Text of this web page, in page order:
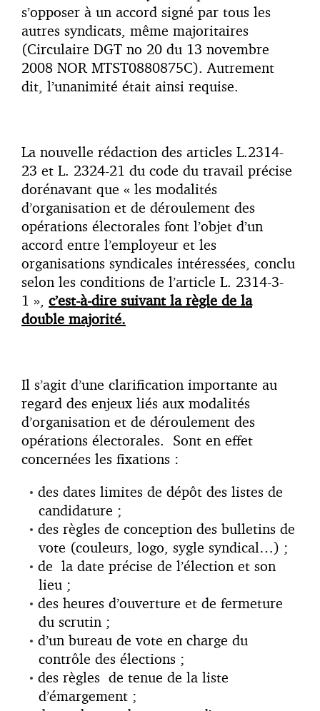
s’opposer à un accord signé par tous les
autres syndicats, même majoritaires
(Circulaire DGT no 20 du 13 novembre
2008 NOR MTST0880875C). Autrement
dit, l’unanimité était ainsi requise.
La nouvelle rédaction des articles L.2314-
23 et L. 2324-21 du code du travail précise
dorénavant que « les modalités
d’organisation et de déroulement des
opérations électorales font l’objet d’un
accord entre l’employeur et les
organisations syndicales intéressées, conclu
selon les conditions de l’article L. 2314-3-
1 », c’est-à-dire suivant la règle de la
double majorité.
Il s’agit d’une clarification importante au
regard des enjeux liés aux modalités
d’organisation et de déroulement des
opérations électorales. Sont en effet
concernées les fixations :
des dates limites de dépôt des listes de
candidature ;
des règles de conception des bulletins de
vote (couleurs, logo, sygle syndical…) ;
de la date précise de l’élection et son
lieu ;
des heures d’ouverture et de fermeture
du scrutin ;
d’un bureau de vote en charge du
contrôle des élections ;
des règles de tenue de la liste
d’émargement ;